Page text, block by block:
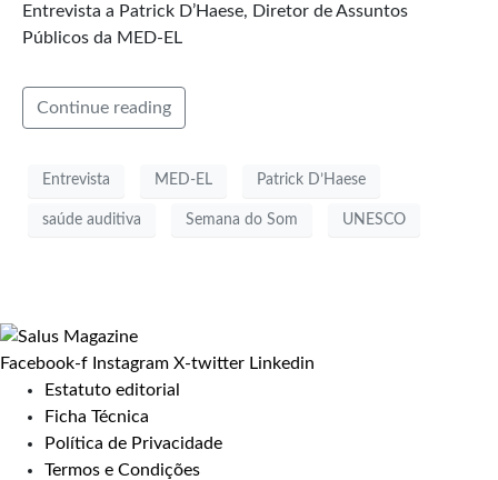
Entrevista a Patrick D’Haese, Diretor de Assuntos
Públicos da MED-EL
Continue reading
Entrevista MED-EL Patrick D’Haese
saúde auditiva Semana do Som UNESCO
Facebook-f Instagram X-twitter Linkedin
Estatuto editorial
Ficha Técnica
Política de Privacidade
Termos e Condições